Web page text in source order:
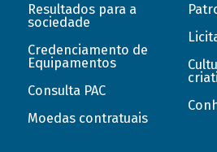
Resultados para a
sociedade
Credenciamento de
Equipamentos
Consulta PAC
Moedas contratuais